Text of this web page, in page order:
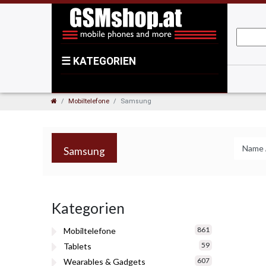
☰ KATEGORIEN
Mobiltelefone Samsung
Samsung
Kategorien
Mobiltelefone 861
Tablets 59
Wearables & Gadgets 607